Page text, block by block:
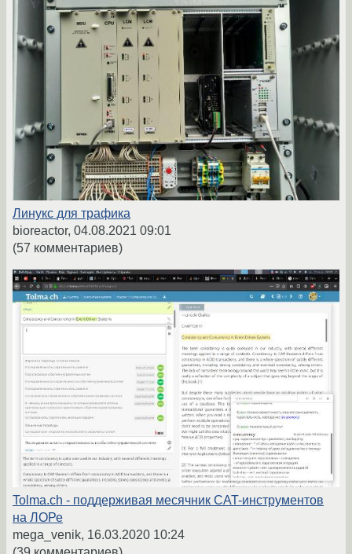
Линукс для трафика
bioreactor, 04.08.2021 09:01
(57 комментариев)
Tolma.ch - поддерживая месячник CAT-инструментов
на ЛОРе
mega_venik, 16.03.2020 10:24